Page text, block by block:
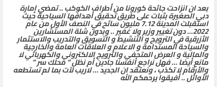
بعد ان انزاحت جائحة كورونا من أطراف الكوكب .. تمضي إمارة
دبي الصغيرة بثبات على طريق تحقيق أهدافها السياحية حيث
استقبلت المدينة 7.12 مليون سائح في النصف الأول من عام
2022… دون تغيير وزير ولا غفير .. وبدون شلة المستشارين
الأزرقية في الترويج و التنشيط و التسويق والتدريب والاستثمار
والسياحة المستدامة و الاعلام و العلاقات العامة والخارجية
والمالية و العرض المتحفي والترويج الالكتروني والكهربائي لا
مانع أيضا … فهل نراجع أنفسنا جادين أم نظل ” محلك سر ”
والأرقام لا تكذب ، ونعتقد ان الجديد … لاريب لآت بما لم تستطعه
الأوائل .. أفيقوا يرحمكم الله